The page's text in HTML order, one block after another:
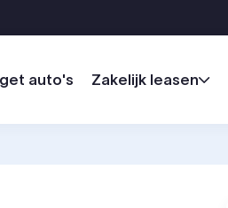
auto's Zakelijk leasen